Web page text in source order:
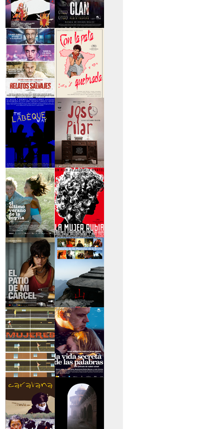
>Entre tinieblas >El Clan
>Relatos Salvajes
>Con la pata
quebrada
>The Labèque Way >José y Pilar
>El último verano de
la boyita
>La mujer rubia
>El patio de mi
cárcel
>Historias de las
montañas
>Serie mujeres
>La vida secreta de
las palabras